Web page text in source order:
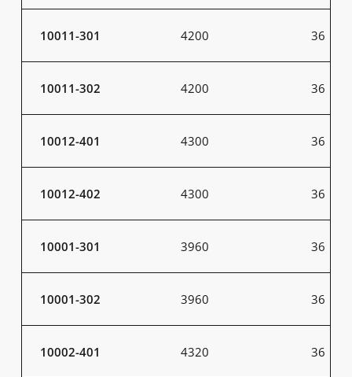
10011-301 4200 36
10011-302 4200 36
10012-401 4300 36
10012-402 4300 36
10001-301 3960 36
10001-302 3960 36
10002-401 4320 36